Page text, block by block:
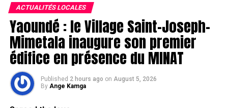
ACTUALITÉS LOCALES
Yaoundé : le Village Saint-Joseph-
Mimetala inaugure son premier
édifice en présence du MINAT
Published 2 hours ago on August 5, 2026
By Ange Kamga